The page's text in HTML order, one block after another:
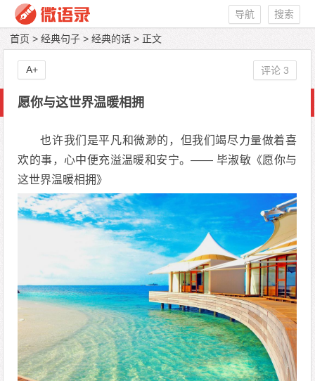
搜索
导航
首页 >经典句子 >经典的话 > 正文
愿你与这世界温暖相拥
也许我们是平凡和微渺的，但我们竭尽力量做着喜
欢的事，心中便充溢温暖和安宁。—— 毕淑敏《愿你与
这世界温暖相拥》
评论 3
A+